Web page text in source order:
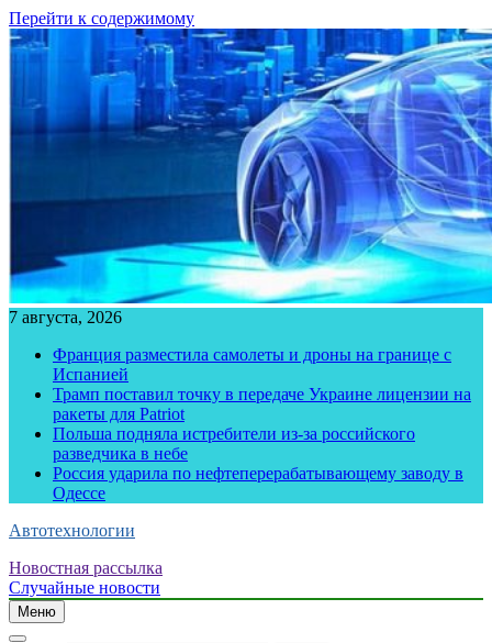
Перейти к содержимому
7 августа, 2026
Франция разместила самолеты и дроны на границе с
Испанией
Трамп поставил точку в передаче Украине лицензии на
ракеты для Patriot
Польша подняла истребители из-за российского
разведчика в небе
Россия ударила по нефтеперерабатывающему заводу в
Одессе
Автотехнологии
Новостная рассылка
Случайные новости
Меню